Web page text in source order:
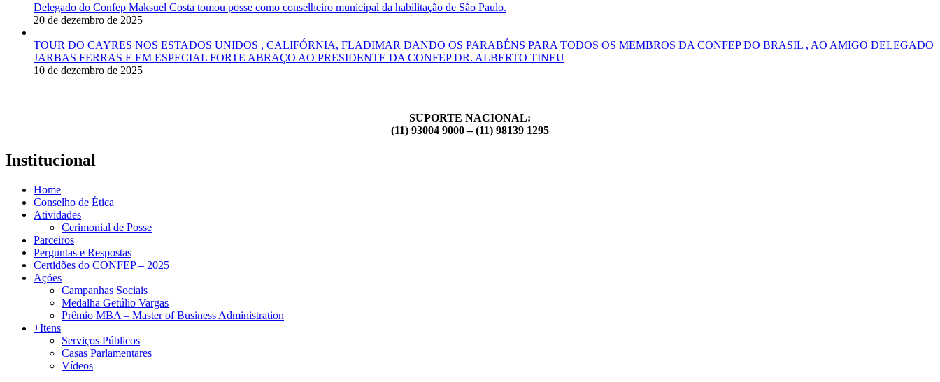
Delegado do Confep Maksuel Costa tomou posse como conselheiro municipal da habilitação de São Paulo.
20 de dezembro de 2025
TOUR DO CAYRES NOS ESTADOS UNIDOS , CALIFÓRNIA, FLADIMAR DANDO OS PARABÉNS PARA TODOS OS MEMBROS DA CONFEP DO BRASIL , AO AMIGO DELEGADO
JARBAS FERRAS E EM ESPECIAL FORTE ABRAÇO AO PRESIDENTE DA CONFEP DR. ALBERTO TINEU
10 de dezembro de 2025
SUPORTE NACIONAL:
(11) 93004 9000 – (11) 98139 1295
Institucional
Home
Conselho de Ética
Atividades
Cerimonial de Posse
Parceiros
Perguntas e Respostas
Certidões do CONFEP – 2025
Ações
Campanhas Sociais
Medalha Getúlio Vargas
Prêmio MBA – Master of Business Administration
+Itens
Serviços Públicos
Casas Parlamentares
Vídeos